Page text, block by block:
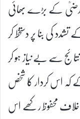
رضیؒ کے بڑے بھائی
کی بنا پر دستخط کر
سے بے نیاز ہو کر
کہ اس کردار کا شخص
محفوظ رکھے اس